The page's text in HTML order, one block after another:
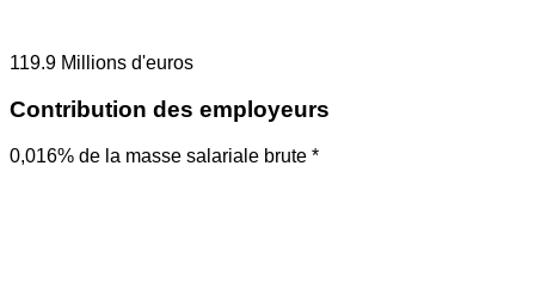
119.9 Millions d'euros
Contribution des employeurs
0,016% de la masse salariale brute *